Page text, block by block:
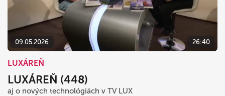
09.05.2026 26:40
LUXÁREŇ
LUXÁREŇ (448)
aj o nových technológiách v TV LUX